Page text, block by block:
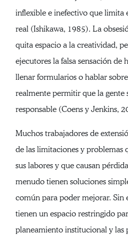
inflexible e inefectivo que limita
real (Ishikawa, 1985). La
quita espacio a la creatividad,
ejecutores la falsa sensación de
llenar formularios o hablar
realmente permitir que la gente
responsable (Coens y Jenkins,
Muchos trabajadores de
de las limitaciones y problemas
sus labores y que causan
menudo tienen soluciones
común para poder mejorar. Sin
tienen un espacio restringido
planeamiento institucional y las